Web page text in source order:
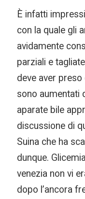
È infatti
con la quale gli
avidamente
parziali e
deve aver
sono aumentati
aparate bile
discussione di
Suina che ha
dunque.
venezia non vi
dopo l’ancora